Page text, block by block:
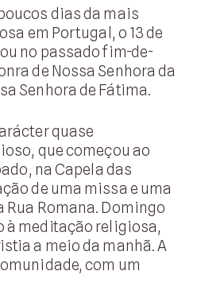
dias da mais
em Portugal, o 13 de
no passado fim-de-
de Nossa Senhora da
Senhora de Fátima.
quase
que começou ao
na Capela das
de uma missa e uma
Rua Romana. Domingo
à meditação religiosa,
a meio da manhã. A
com um